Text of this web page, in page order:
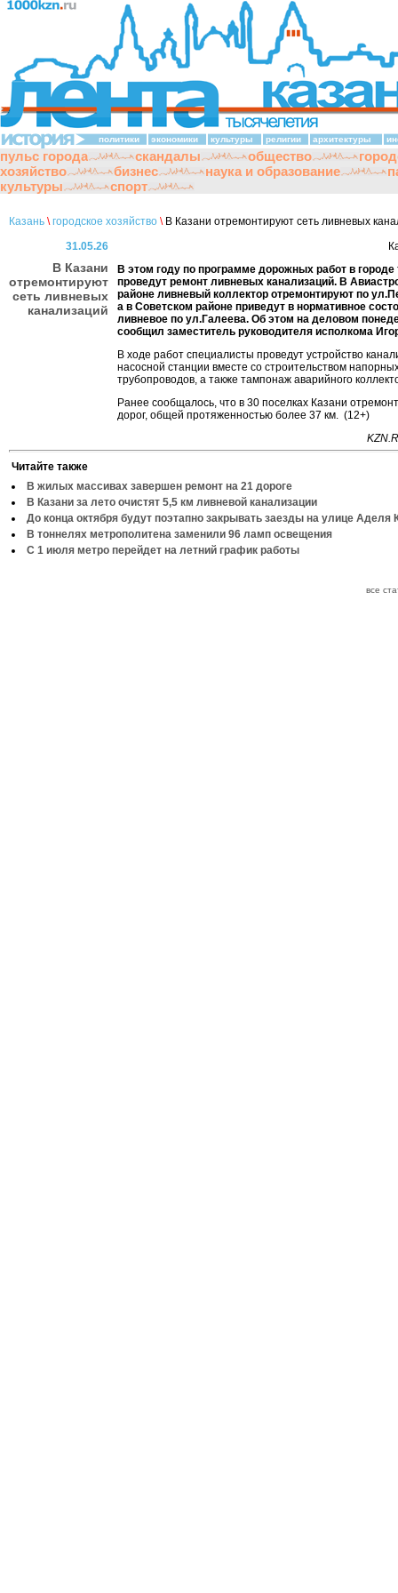
политики экономики культуры религии архитектуры
пульс города скандалы общество
хозяйство
бизнес наука и образование
культуры
спорт
Казань \ городское хозяйство \В Казани отремонтируют сеть ливневых
31.05.26
В Казани
отремонтируют
сеть ливневых
канализаций
В этом году по программе дорожных работ в городе
проведут ремонт ливневых канализаций. В
районе ливневый коллектор отремонтируют по
а в Советском районе приведут в нормативное
ливневое по ул.Галеева. Об этом на деловом
сообщил заместитель руководителя исполкома
В ходе работ специалисты проведут устройство
насосной станции вместе со строительством
трубопроводов, а также тампонаж аварийного
Ранее сообщалось, что в 30 поселках Казани
дорог, общей протяженностью более 37 км. (12+)
Читайте также
В жилых массивах завершен ремонт на 21 дороге
В Казани за лето очистят 5,5 км ливневой канализации
До конца октября будут поэтапно закрывать заезды на улице Аделя
В тоннелях метрополитена заменили 96 ламп освещения
С 1 июля метро перейдет на летний график работы
все